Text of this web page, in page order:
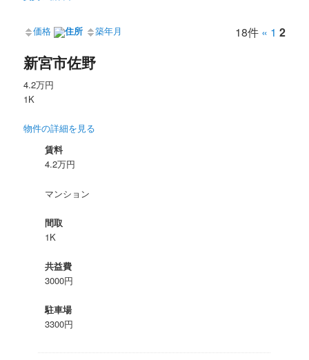
ン
ツ
価格 住所 築年月 18件 « 1 2
新宮市佐野
4.2万円
1K
物件の詳細を見る
賃料
4.2万円
マンション
間取
1K
共益費
3000円
駐車場
3300円